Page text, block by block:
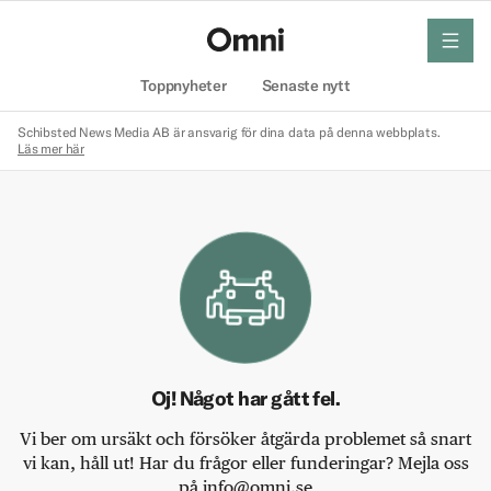
Toppnyheter Senaste nytt
meny
Schibsted News Media AB är ansvarig för dina data på denna webbplats.
Läs mer här
Oj! Något har gått fel.
Vi ber om ursäkt och försöker åtgärda problemet så snart
vi kan, håll ut! Har du frågor eller funderingar? Mejla oss